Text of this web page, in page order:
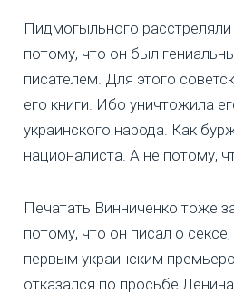
Пидмогыльного
потому, что он был
писателем. Для этого
его книги. Ибо уничтожила
украинского народа. Как
националиста. А не потому,
Печатать Винниченко тоже
потому, что он писал о
первым украинским
отказался по просьбе